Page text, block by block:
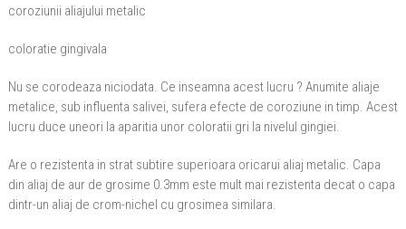
coroziunii aliajului metalic
coloratie gingivala
Nu se corodeaza niciodata. Ce inseamna acest lucru ? Anumite aliaje
metalice, sub influenta salivei, sufera efecte de coroziune in timp. Acest
lucru duce uneori la aparitia unor coloratii gri la nivelul gingiei.
Are o rezistenta in strat subtire superioara oricarui aliaj metalic. Capa
din aliaj de aur de grosime 0.3mm este mult mai rezistenta decat o capa
dintr-un aliaj de crom-nichel cu grosimea similara.